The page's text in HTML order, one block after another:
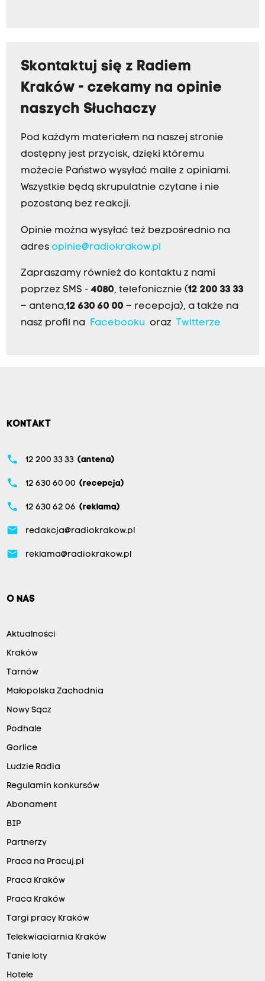
Skontaktuj się z Radiem
Kraków - czekamy na opinie
naszych Słuchaczy
Pod każdym materiałem na naszej stronie
dostępny jest przycisk, dzięki któremu
możecie Państwo wysyłać maile z opiniami.
Wszystkie będą skrupulatnie czytane i nie
pozostaną bez reakcji.
Opinie można wysyłać też bezpośrednio na
adres opinie@radiokrakow.pl
Zapraszamy również do kontaktu z nami
poprzez SMS - 4080, telefonicznie (12 200 33 33
– antena,12 630 60 00 – recepcja), a także na
nasz profil na
Facebookuoraz Twitterze
KONTAKT
phone 12 200 33 33 (antena)
phone 12 630 60 00 (recepcja)
phone 12 630 62 06 (reklama)
email redakcja@radiokrakow.pl
email reklama@radiokrakow.pl
O NAS
Aktualności
Kraków
Tarnów
Małopolska Zachodnia
Nowy Sącz
Podhale
Gorlice
Ludzie Radia
Regulamin konkursów
Abonament
BIP
Partnerzy
Praca na Pracuj.pl
Praca Kraków
Praca Kraków
Targi pracy Kraków
Telekwiaciarnia Kraków
Tanie loty
Hotele